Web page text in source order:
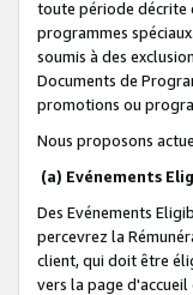
toute période décrite
programmes
soumis à des
Documents de
promotions ou
Nous proposons
(a) Evénements
Des Evénements
percevrez la
client, qui doit être
vers la page